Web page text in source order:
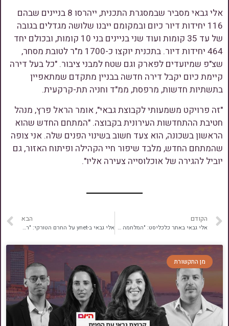
אלי גבאי מסביר שבמסגרת התכנית, ייהרסו 8 בניינים שבהם
116 יחידות דיור כיום ובמקומם ייבנו שלושה מגדלים בגובה
של עד 35 קומות ועוד שני בניינים בני 10 קומות, ובכולם יחד
464 יחידות דיור. בתכנית יוקצו כ-1700 מ"ר לטובת מסחר,
שצ"פ שמיועדים לפארק וגם שטח למבני ציבור. "כל בעל דירה
קיימת כיום יקבל דירה חדשה בבניין מתקדם שמתאפיין
בתשתיות חדשות, מרפסת, ממ"ד וחניה תת-קרקעית.
"זה פרויקט משמעותי לקבוצת גבאי", אומר הראל פרץ, מנהל
חטיבת ההתחדשות העירונית בקבוצה. "המתחם החדש שהוא
הראשון בשכונה, הוא צעד חשוב בשינוי הפנים שלה. אני צופה
שהמתחם החדש, מלבד שיפור חיי הקהילה ופיתוח האזור, גם
יוביל להגירה של אוכלוסייה צעירה אליו".
הקודם
אלי גבאי באתר כלכליסט: "המלחמה טרפה את הקלפים בכל הקשור לביקושים"
הבא
אלי גבאי ב-ynet על החרם הטורקי: "רבע מחומרי הגלם בבנייה מגיעים משם"
מן התקשורת